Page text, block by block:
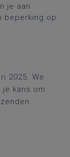
je aan
beperking op
2025. We
kans om